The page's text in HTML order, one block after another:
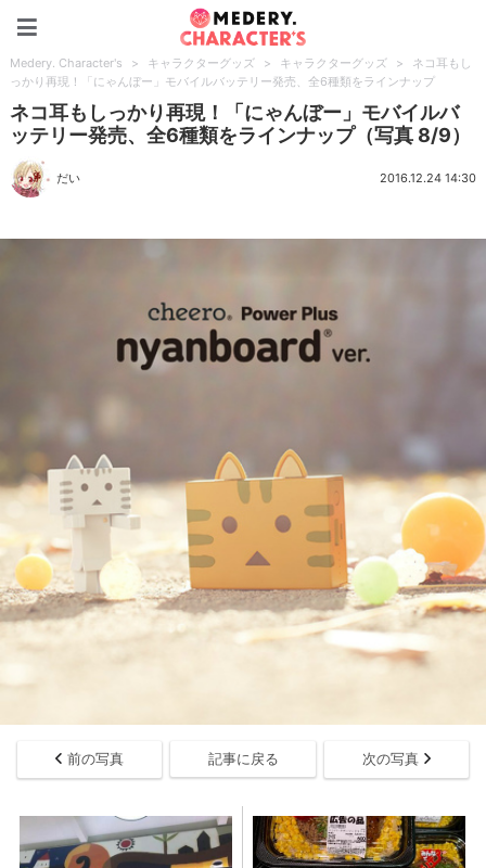
Medery. Character's > キャラクターグッズ > キャラクターグッズ >
ネコ耳もし
っかり再現！「にゃんぼー」モバイルバッテリー発売、全6種類をラインナップ
ネコ耳もしっかり再現！「にゃんぼー」モバイルバ
ッテリー発売、全6種類をラインナップ（写真 8/9）
だい 2016.12.24 14:30
前の写真 記事に戻る 次の写真